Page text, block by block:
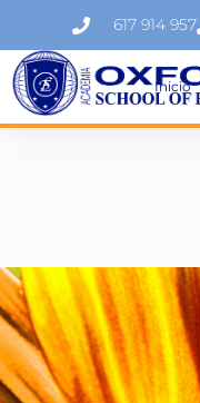
617 914 957
Inicio